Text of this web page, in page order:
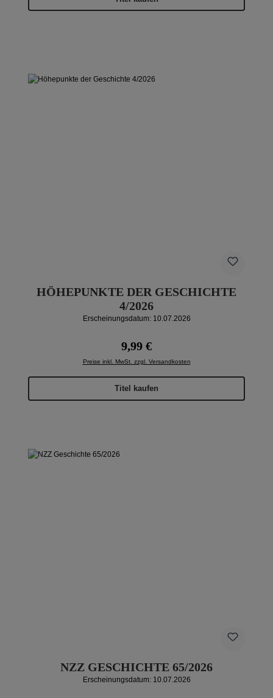
HÖHEPUNKTE DER GESCHICHTE
4/2026
Erscheinungsdatum: 10.07.2026
Regulärer Preis:
9,99 €
Preise inkl. MwSt. zzgl. Versandkosten
Titel kaufen
NZZ GESCHICHTE 65/2026
Erscheinungsdatum: 10.07.2026